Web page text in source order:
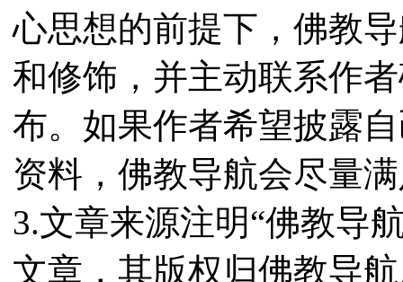
心思想的前提下，佛教
和修饰，并主动联系作
布。如果作者希望披露
资料，佛教导航会尽量
3.文章来源注明“佛教导
文章，其版权归佛教导